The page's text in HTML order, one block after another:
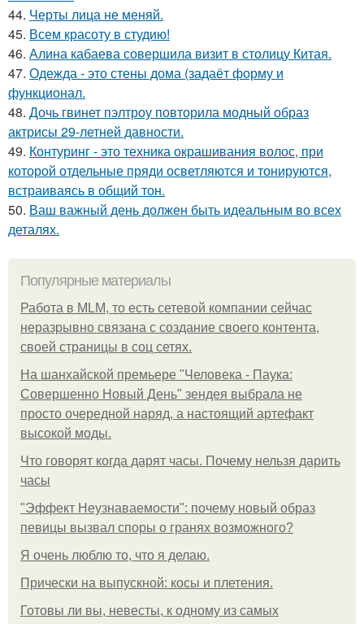
44. Черты лица не меняй.
45. Всем красоту в студию!
46. Алина кабаева совершила визит в столицу Китая.
47. Одежда - это стены дома (задаёт форму и
функционал.
48. Дочь гвинет пэлтроу повторила модный образ
актрисы 29-летней давности.
49. Контуринг - это техника окрашивания волос, при
которой отдельные пряди осветляются и тонируются,
встраиваясь в общий тон.
50. Ваш важный день должен быть идеальным во всех
деталях.
Популярные материалы
Работа в MLM, то есть сетевой компании сейчас
неразрывно связана с создание своего контента,
своей страницы в соц сетях.
На шанхайской премьере "Человека - Паука:
Совершенно Новый День" зендея выбрала не
просто очередной наряд, а настоящий артефакт
высокой моды.
Что говорят когда дарят часы. Почему нельзя дарить
часы
"Эффект Неузнаваемости": почему новый образ
певицы вызвал споры о гранях возможного?
Я очень люблю то, что я делаю.
Прически на выпускной: косы и плетения.
Готовы ли вы, невесты, к одному из самых